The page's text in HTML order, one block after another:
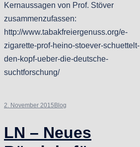
Kernaussagen von Prof. Stöver
zusammenzufassen:
http://www.tabakfreiergenuss.org/e-
zigarette-prof-heino-stoever-schuettelt-
den-kopf-ueber-die-deutsche-
suchtforschung/
2. November 2015Blog
LN – Neues